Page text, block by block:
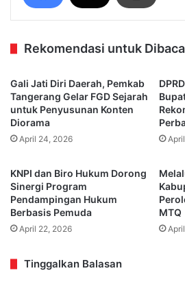
Rekomendasi untuk Dibaca
Gali Jati Diri Daerah, Pemkab
Tangerang Gelar FGD Sejarah
untuk Penyusunan Konten
Diorama
April 24, 2026
KNPI dan Biro Hukum Dorong
Sinergi Program
Pendampingan Hukum
Berbasis Pemuda
April 22, 2026
MTQ
Tinggalkan Balasan